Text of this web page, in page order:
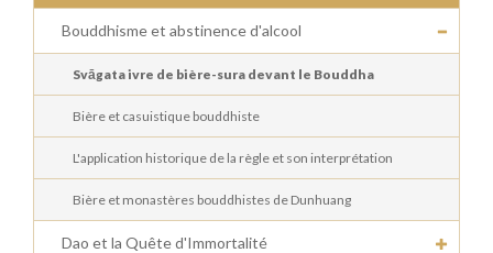
Bouddhisme et abstinence d'alcool
Svāgata ivre de bière-sura devant le Bouddha
Bière et casuistique bouddhiste
L'application historique de la règle et son interprétation
Bière et monastères bouddhistes de Dunhuang
Dao et la Quête d'Immortalité